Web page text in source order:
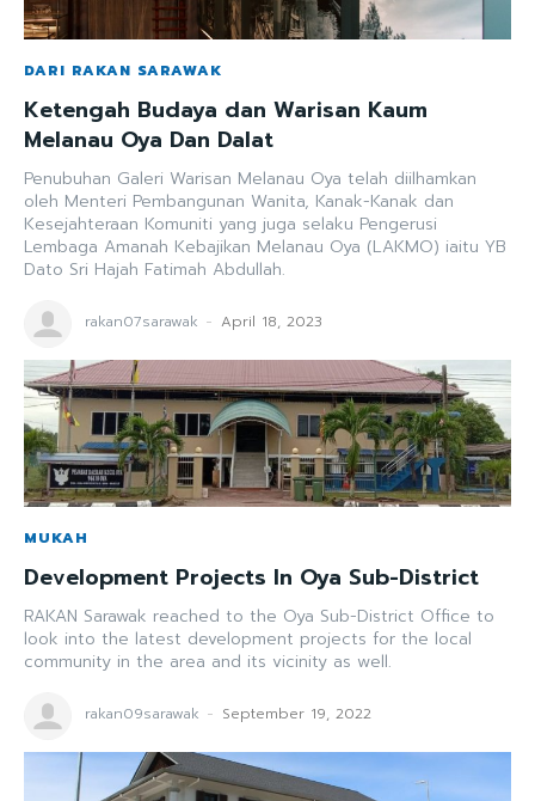
DARI RAKAN SARAWAK
Ketengah Budaya dan Warisan Kaum
Melanau Oya Dan Dalat
Penubuhan Galeri Warisan Melanau Oya telah diilhamkan
oleh Menteri Pembangunan Wanita, Kanak-Kanak dan
Kesejahteraan Komuniti yang juga selaku Pengerusi
Lembaga Amanah Kebajikan Melanau Oya (LAKMO) iaitu YB
Dato Sri Hajah Fatimah Abdullah.
rakan07sarawak - April 18, 2023
MUKAH
Development Projects In Oya Sub-District
RAKAN Sarawak reached to the Oya Sub-District Office to
look into the latest development projects for the local
community in the area and its vicinity as well.
rakan09sarawak - September 19, 2022